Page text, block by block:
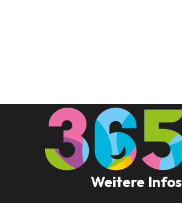
Weitere Infos